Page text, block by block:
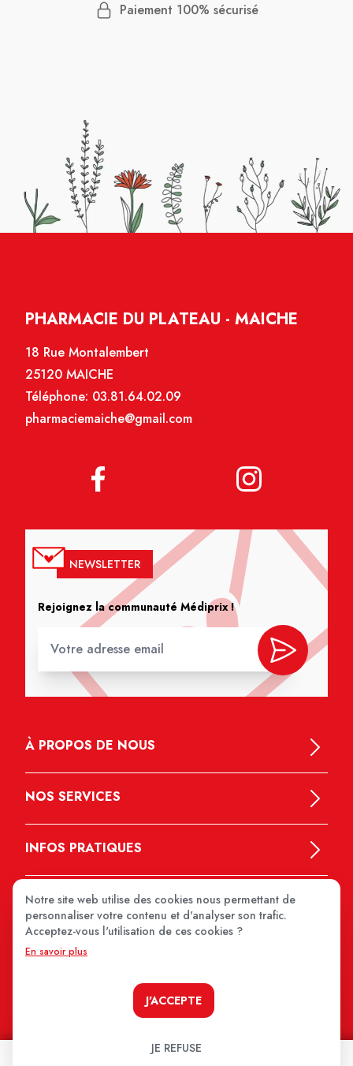
Paiement 100% sécurisé
PHARMACIE DU PLATEAU - MAICHE
18 Rue Montalembert
25120 MAICHE
Téléphone: 03.81.64.02.09
pharmaciemaiche@gmail.com
NEWSLETTER
Rejoignez la communauté Médiprix !
À PROPOS DE NOUS
NOS SERVICES
INFOS PRATIQUES
Notre site web utilise des cookies nous permettant de
personnaliser votre contenu et d'analyser son trafic.
Acceptez-vous l'utilisation de ces cookies ?
En savoir plus
J'ACCEPTE
JE REFUSE